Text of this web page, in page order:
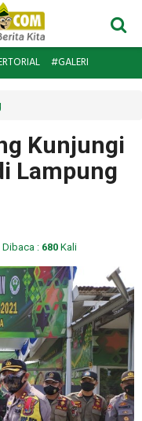
#GALERI
Kunjungi
Lampung
Dibaca : 680 Kali